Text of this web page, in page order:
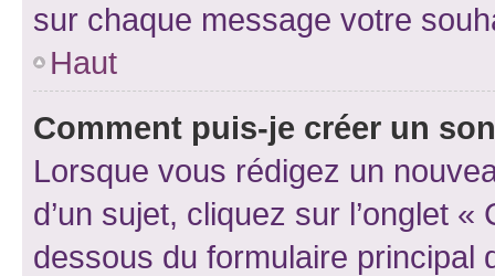
sur chaque message votre
Haut
Comment puis-je créer un
Lorsque vous rédigez un
d’un sujet, cliquez sur l’onglet
dessous du formulaire principal